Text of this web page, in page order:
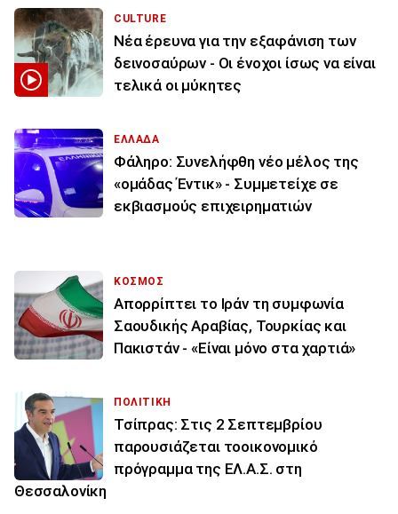
CULTURE
Νέα έρευνα για την εξαφάνιση των
δεινοσαύρων - Οι ένοχοι ίσως να είναι
τελικά οι μύκητες
ΕΛΛΑΔΑ
Φάληρο: Συνελήφθη νέο μέλος της
«ομάδας Έντικ» - Συμμετείχε σε
εκβιασμούς επιχειρηματιών
ΚΟΣΜΟΣ
Απορρίπτει το Ιράν τη συμφωνία
Σαουδικής Αραβίας, Τουρκίας και
Πακιστάν - «Είναι μόνο στα χαρτιά»
ΠΟΛΙΤΙΚΗ
Τσίπρας: Στις 2 Σεπτεμβρίου
παρουσιάζεται τοοικονομικό
πρόγραμμα της ΕΛ.Α.Σ. στη
Θεσσαλονίκη